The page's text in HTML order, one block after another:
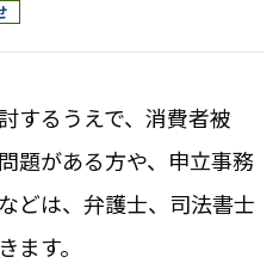
するうえで、消費者被
題がある方や、申立事務
どは、弁護士、司法書士
ます。